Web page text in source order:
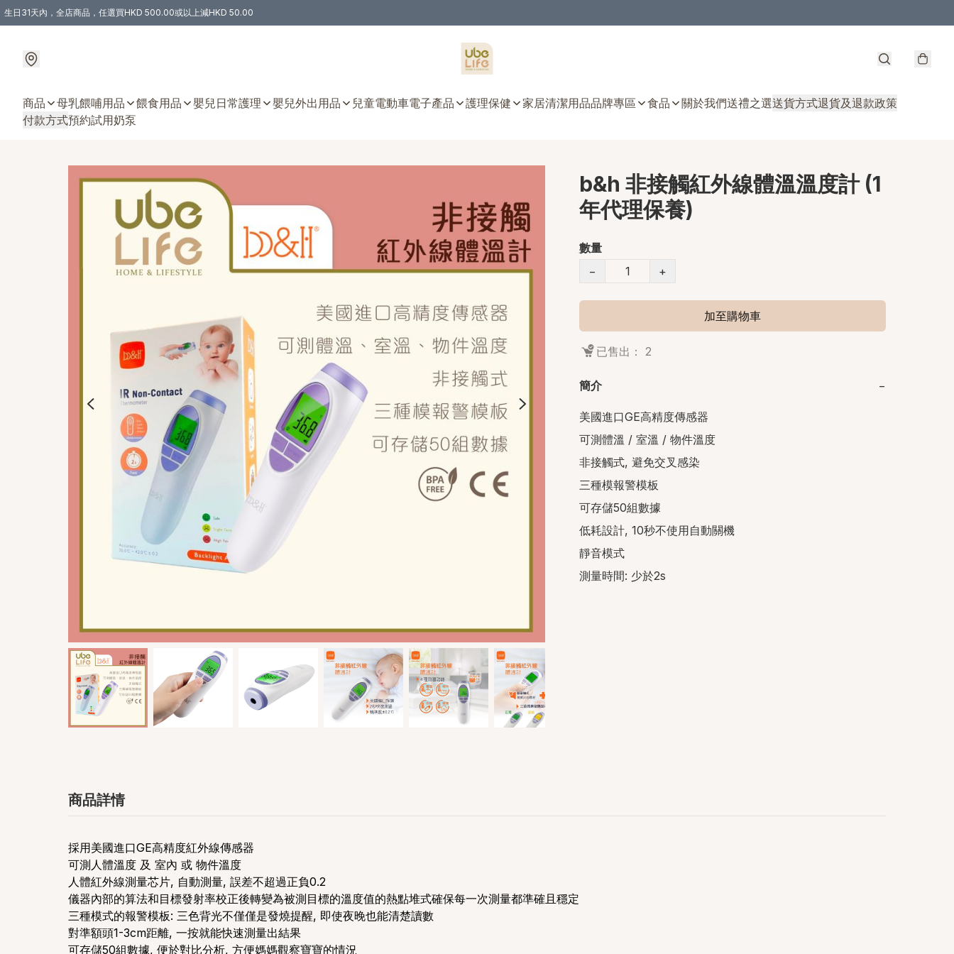
生日31天內，全店商品，任選買HKD 500.00或以上減HKD 50.00
商品 母乳餵哺用品 餵食用品 嬰兒日常護理 嬰兒外出用品 兒童電動車電子產品 護理保健 家居清潔用品品牌專區 食品 關於我們送禮之選送貨方式退貨及退款政策
付款方式預約試用奶泵
b&h 非接觸紅外線體溫溫度計 (1
年代理保養)
數量
−
+
加至購物車
已售出： 2
簡介 −
美國進口GE高精度傳感器
可測體溫 / 室溫 / 物件溫度
非接觸式, 避免交叉感染
三種模報警模板
可存儲50組數據
低耗設計, 10秒不使用自動關機
靜音模式
測量時間: 少於2s
商品詳情
採用美國進口GE高精度紅外線傳感器
可測人體溫度 及 室內 或 物件溫度
人體紅外線測量芯片, 自動測量, 誤差不超過正負0.2
儀器內部的算法和目標發射率校正後轉變為被測目標的溫度值的熱點堆式確保每一次測量都準確且穩定
三種模式的報警模板: 三色背光不僅僅是發燒提醒, 即使夜晚也能清楚讀數
對準額頭1-3cm距離, 一按就能快速測量出結果
可存儲50組數據, 便於對比分析, 方便媽媽觀察寶寶的情況